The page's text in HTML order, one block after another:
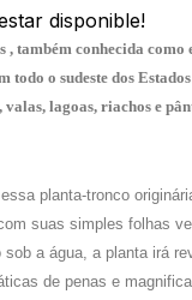
disponible!
, também conhecida como
todo o sudeste dos
lagoas, riachos e
planta-tronco
suas simples folhas
a água, a planta irá
de penas e